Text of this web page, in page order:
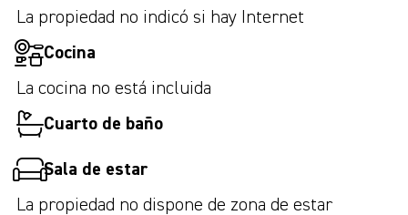
La propiedad no indicó si hay Internet
Cocina
La cocina no está incluida
Cuarto de baño
Sala de estar
La propiedad no dispone de zona de estar